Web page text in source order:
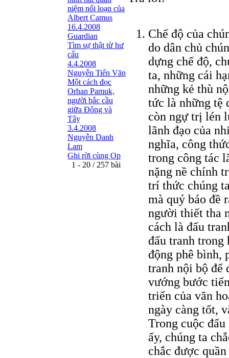
niệm nổi loạn của
Albert Camus
16.4.2008
Guardian
Tìm sự thật từ hư
cấu
4.4.2008
Nguyễn Tiến Văn
Một cách đọc
Orhan Pamuk,
người bắc cầu
giữa Đông và
Tây
3.4.2008
Nguyễn Danh
Lam
Ghi rời cùng Op
1 - 20 / 257 bài
Chế độ của
do dân chủ
dựng chế độ,
ta, những cái
những kẻ thù
tức là những tệ
còn ngự trị lén
lãnh đạo của
nghĩa, công
trong công tác
nặng nề chính
trí thức chúng
mà quý báo đề
người thiết tha
cách là đấu
đấu tranh trong
động phê bình,
tranh nội bộ để
vướng bước
triển của văn
ngày càng tốt,
Trong cuộc
ấy, chúng ta
chắc được